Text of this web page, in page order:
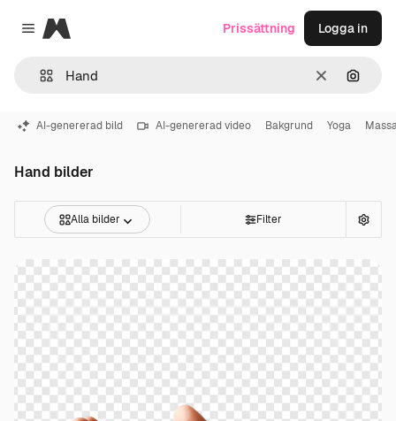
Close menu
Magnific
RensaSök
Prissättning Logga in
AI-genererad bild AI-genererad video Bakgrund Yoga
Hand bilder
Alla bilder Filter